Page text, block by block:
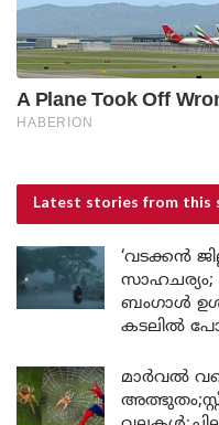
Latest stories from this
‘വടക്കൻ
സാഹചര്യം;
ബംഗാൾ
കടലിൽ
മാർവൽ